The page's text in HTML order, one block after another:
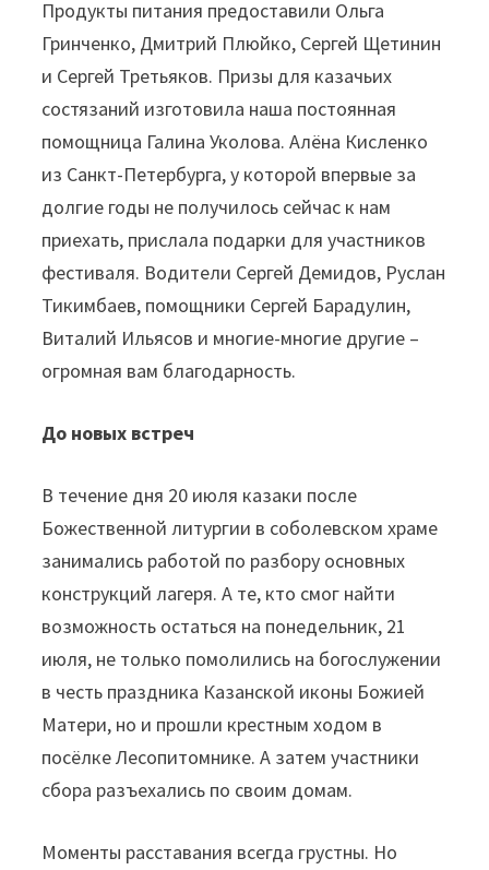
Продукты питания предоставили Ольга
Гринченко, Дмитрий Плюйко, Сергей Щетинин
и Сергей Третьяков. Призы для казачьих
состязаний изготовила наша постоянная
помощница Галина Уколова. Алёна Кисленко
из Санкт-Петербурга, у которой впервые за
долгие годы не получилось сейчас к нам
приехать, прислала подарки для участников
фестиваля. Водители Сергей Демидов, Руслан
Тикимбаев, помощники Сергей Барадулин,
Виталий Ильясов и многие-многие другие –
огромная вам благодарность.
До новых встреч
В течение дня 20 июля казаки после
Божественной литургии в соболевском храме
занимались работой по разбору основных
конструкций лагеря. А те, кто смог найти
возможность остаться на понедельник, 21
июля, не только помолились на богослужении
в честь праздника Казанской иконы Божией
Матери, но и прошли крестным ходом в
посёлке Лесопитомнике. А затем участники
сбора разъехались по своим домам.
Моменты расставания всегда грустны. Но